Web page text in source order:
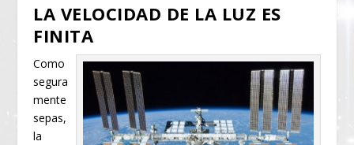
LA VELOCIDAD DE LA LUZ ES
FINITA
Como
segura
mente
sepas,
la